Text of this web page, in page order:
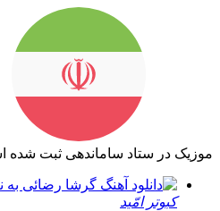
موزیک در ستاد ساماندهی ثبت شده
کبوتر امّید